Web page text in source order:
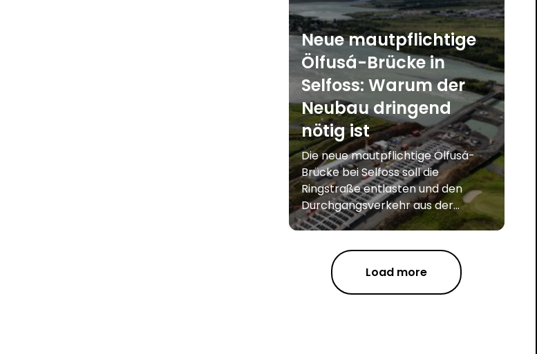
Neue mautpflichtige
Ölfusá-Brücke in
Selfoss: Warum der
Neubau dringend
nötig ist
Die neue mautpflichtige Ölfusá-
Brücke bei Selfoss soll die
Ringstraße entlasten und den
Durchgangsverkehr aus der...
Load more